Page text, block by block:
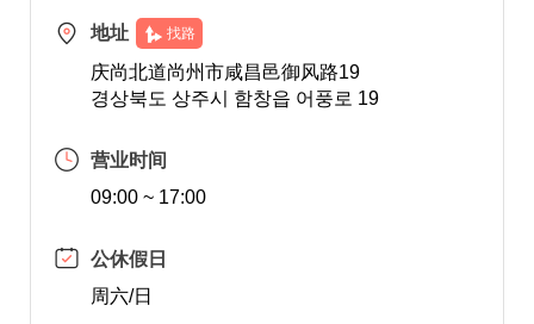
地址 找路
庆尚北道尚州市咸昌邑御风路19
경상북도 상주시 함창읍 어풍로 19
营业时间
09:00 ~ 17:00
公休假日
周六/日